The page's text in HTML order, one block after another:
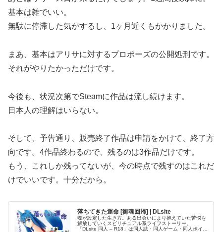
基本は雑でいい。
無駄に停滞した気がするし、1ヶ月近くもかかりました。
まあ、基本はアリサに対するプロポーズの公開処刑です。
それがやりたかっただけです。
今後も、状況次第でSteamに作品は流し続けます。
日本人の理解はいらない。
そして、予告通り、販売終了作品は申請をかけて、終了方
向です。4作品終わるので、残るのは3作品だけです。
もう、これしか残ってないが、今の時点で残すのはこれだ
けでいいです。十分だから。
落ちてきた運命 [御魂回帰] | DLsite
魂が設定した生き方。ある出会いにより抱えていた苦悩を
解放していくスピリチュアル系ライフストーリー。
「DLsite 同人 – R18」は同人誌・同人ゲーム・同人ボイ